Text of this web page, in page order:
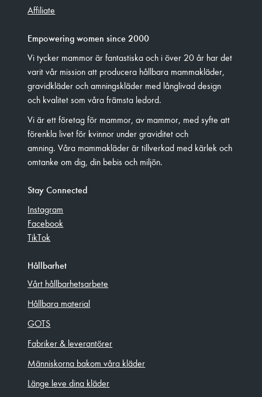
Affiliate
Empowering women since 2000
Vi tycker mammor är fantastiska och i över 20 år har det
varit vår mission att producera hållbara mammakläder,
gravidkläder och amningskläder med långlivad design
och kvalitet som våra främsta ledord.
Vi är ett företag för mammor, av mammor, med syfte att
förenkla livet för kvinnor under graviditet och
amning. Våra mammakläder är tillverkad med kärlek och
omtanke om dig, din bebis och miljön.
Stay Connected
Instagram
Facebook
TikTok
Hållbarhet
Vårt hållbarhetsarbete
Hållbara material
GOTS
Fabriker & leverantörer
Människorna bakom våra kläder
Länge leve dina kläder